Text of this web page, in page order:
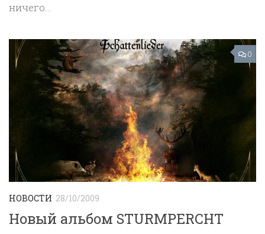
ничего...
0
НОВОСТИ 28/10/2009
Новый альбом STURMPERCHT